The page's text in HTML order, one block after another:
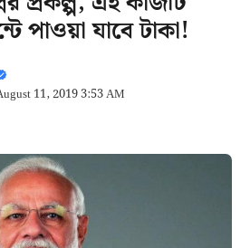
পাওয়া যাবে টাকা!
11, 2019 3:53 AM